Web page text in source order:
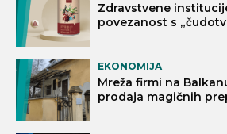
Zdravstvene
povezanost s
EKONOMIJA
Mreža firmi na
prodaja magičnih